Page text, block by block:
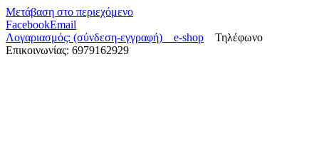
Μετάβαση στο περιεχόμενο
FacebookEmail
Λογαριασμός: (σύνδεση-εγγραφή) e-shop Τηλέφωνο
Επικοινωνίας: 6979162929